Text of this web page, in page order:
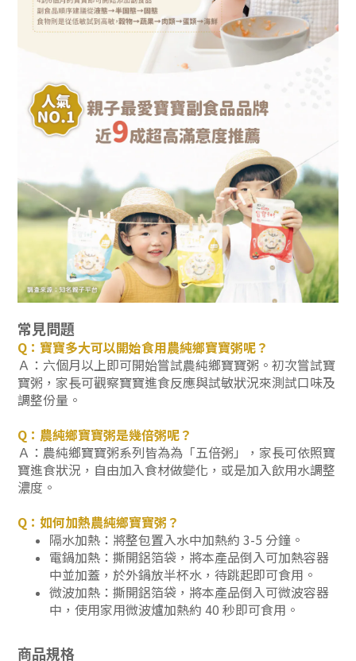
常見問題
Q：寶寶多大可以開始食用農純鄉寶寶粥呢？
Ａ：六個月以上即可開始嘗試農純鄉寶寶粥。初次嘗試寶
寶粥，家長可觀察寶寶進食反應與試敏狀況來測試口味及
調整份量。
Q：農純鄉寶寶粥是幾倍粥呢？
Ａ：農純鄉寶寶粥系列皆為為「五倍粥」，家長可依照寶
寶進食狀況，自由加入食材做變化，或是加入飲用水調整
濃度。
Q：如何加熱農純鄉寶寶粥？
隔水加熱：將整包置入水中加熱約 3-5 分鐘。
電鍋加熱：撕開鋁箔袋，將本產品倒入可加熱容器
中並加蓋，於外鍋放半杯水，待跳起即可食用。
微波加熱：撕開鋁箔袋，將本產品倒入可微波容器
中，使用家用微波爐加熱約 40 秒即可食用。
商品規格